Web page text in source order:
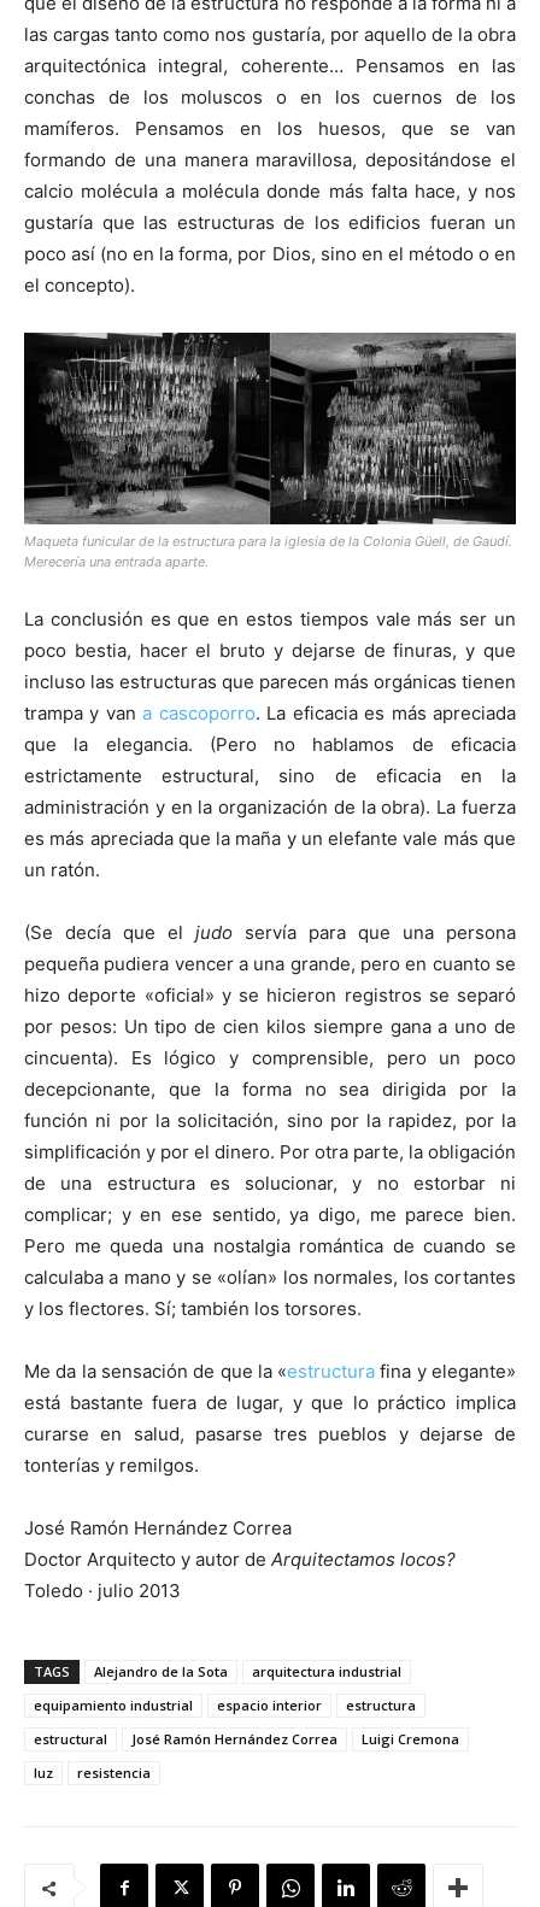
las cargas tanto como nos gustaría, por aquello de la obra
arquitectónica integral, coherente… Pensamos en las
conchas de los moluscos o en los cuernos de los
mamíferos. Pensamos en los huesos, que se van
formando de una manera maravillosa, depositándose el
calcio molécula a molécula donde más falta hace, y nos
gustaría que las estructuras de los edificios fueran un
poco así (no en la forma, por Dios, sino en el método o en
el concepto).
Maqueta funicular de la estructura para la iglesia de la Colonia Güell, de Gaudí.
Merecería una entrada aparte.
La conclusión es que en estos tiempos vale más ser un
poco bestia, hacer el bruto y dejarse de finuras, y que
incluso las estructuras que parecen más orgánicas tienen
trampa y vana cascoporro. La eficacia es más apreciada
que la elegancia. (Pero no hablamos de eficacia
estrictamente estructural, sino de eficacia en la
administración y en la organización de la obra). La fuerza
es más apreciada que la maña y un elefante vale más que
un ratón.
(Se decía que el judo servía para que una persona
pequeña pudiera vencer a una grande, pero en cuanto se
hizo deporte «oficial» y se hicieron registros se separó
por pesos: Un tipo de cien kilos siempre gana a uno de
cincuenta). Es lógico y comprensible, pero un poco
decepcionante, que la forma no sea dirigida por la
función ni por la solicitación, sino por la rapidez, por la
simplificación y por el dinero. Por otra parte, la obligación
de una estructura es solucionar, y no estorbar ni
complicar; y en ese sentido, ya digo, me parece bien.
Pero me queda una nostalgia romántica de cuando se
calculaba a mano y se «olían» los normales, los cortantes
y los flectores. Sí; también los torsores.
Me da la sensación de que la «estructura fina y elegante»
está bastante fuera de lugar, y que lo práctico implica
curarse en salud, pasarse tres pueblos y dejarse de
tonterías y remilgos.
José Ramón Hernández Correa
Doctor Arquitecto y autor de Arquitectamos locos?
Toledo · julio 2013
TAGS Alejandro de la Sota
arquitectura industrial
equipamiento industrial
espacio interior
estructura
estructural
José Ramón Hernández Correa
Luigi Cremona
luz
resistencia